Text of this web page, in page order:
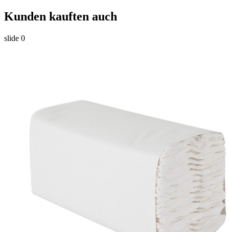
Kunden kauften auch
slide 0